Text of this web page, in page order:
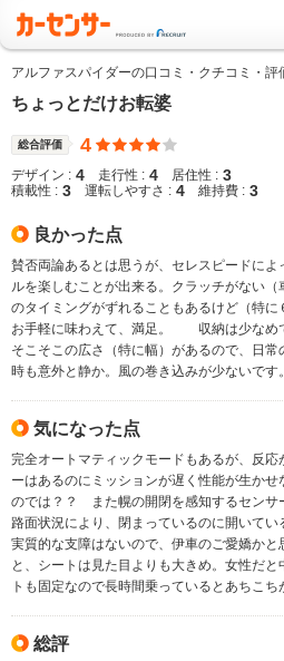
アルファスパイダーの口コミ・クチコミ・評
ちょっとだけお転婆
総合評価 4
デザイン : 4 走行性 : 4 居住性 : 3
積載性 : 3 運転しやすさ : 4 維持費 : 3
良かった点
賛否両論あるとは思うが、セレスピードに
ルを楽しむことが出来る。クラッチがない
のタイミングがずれることもあるけど（特
お手軽に味わえて、満足。 収納は少なめ
そこそこの広さ（特に幅）があるので、日
時も意外と静か。風の巻き込みが少ないです。
気になった点
完全オートマティックモードもあるが、反
ーはあるのにミッションが遅く性能が生か
のでは？？ また幌の開閉を感知するセンサ
路面状況により、閉まっているのに開いてい
実質的な支障はないので、伊車のご愛嬌
と、シートは見た目よりも大きめ。女性だ
トも固定なので長時間乗っているとあちこち
総評